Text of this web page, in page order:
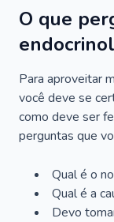
O que
Para aproveitar
você deve se
como deve ser
perguntas que
Qual é o
Qual é a
Devo